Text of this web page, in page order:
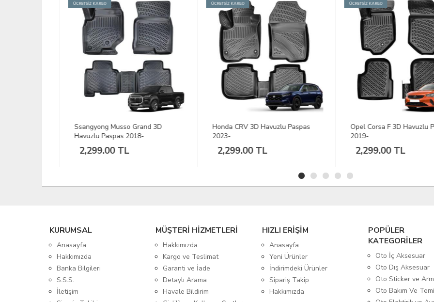
ÜCRETSİZ KARGO
Ssangyong Musso Grand 3D
Havuzlu Paspas 2018-
2,299.00 TL
ÜCRETSİZ KARGO
Honda CRV 3D Havuzlu Paspas
2023-
2,299.00 TL
ÜCRETSİZ KARGO
Opel Corsa F 3D Havuzlu
2019-
2,299.00 TL
KURUMSAL
Anasayfa
Hakkımızda
Banka Bilgileri
S.S.S.
İletişim
MÜŞTERİ HİZMETLERİ
Hakkımızda
Kargo ve Teslimat
Garanti ve İade
Detaylı Arama
Havale Bildirim
HIZLI ERİŞİM
Anasayfa
Yeni Ürünler
İndirimdeki Ürünler
Sipariş Takip
Hakkımızda
POPÜLER
KATEGORİLER
Oto İç Aksesuar
Oto Dış Aksesuar
Oto Sticker ve
Oto Bakım Ve